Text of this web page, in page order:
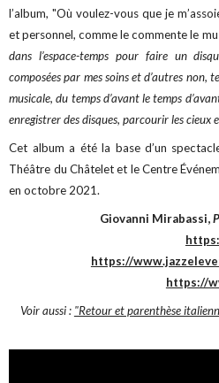
l’album, "Où voulez-vous que je
et personnel, comme le commente le
dans l’espace-temps pour faire un
composées par mes soins et d’autres non,
musicale, du temps d’avant le temps
enregistrer des disques, parcourir les cieux
Cet album a été la base d’un
Théâtre du Châtelet et le Centre
en octobre 2021.
Giovanni Mirabassi,
https://
https://
Voir aussi : "Retour et parenthèse